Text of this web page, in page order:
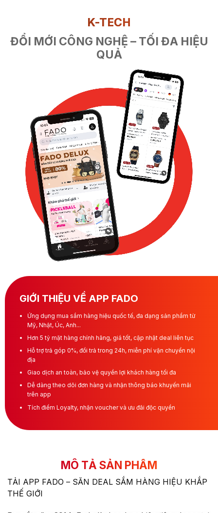
K-TECH
ĐỔI MỚI CÔNG NGHỆ – TỐI ĐA HIỆU
QUẢ
GIỚI THIỆU VỀ APP FADO
Ứng dụng mua sắm hàng hiệu quốc tế, đa dạng sản phẩm từ
Mỹ, Nhật, Úc, Anh...
Hơn 5 tỷ mặt hàng chính hãng, giá tốt, cập nhật deal liên tục
Hỗ trợ trả góp 0%, đổi trả trong 24h, miễn phí vận chuyển nội
địa
Giao dịch an toàn, bảo vệ quyền lợi khách hàng tối đa
Dễ dàng theo dõi đơn hàng và nhận thông báo khuyến mãi
trên app
Tích điểm Loyalty, nhận voucher và ưu đãi độc quyền
MÔ TẢ SẢN PHẨM
TẢI APP FADO – SĂN DEAL SẮM HÀNG HIỆU KHẮP
THẾ GIỚI